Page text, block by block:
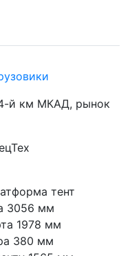
й км МКАД, рынок
тент
3056 мм
1978 мм
380 мм